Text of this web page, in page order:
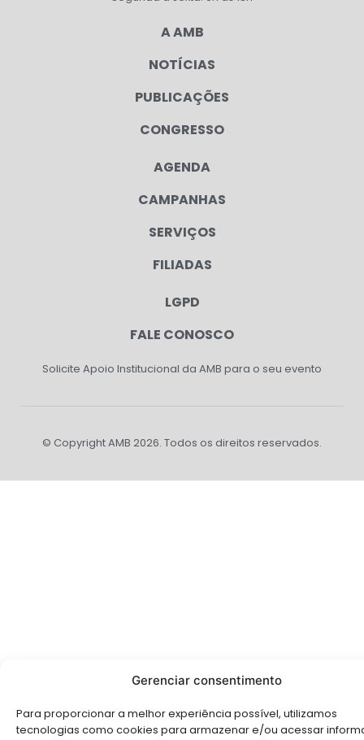
Gerenciar consentimento
Para proporcionar a melhor experiência possível, utilizamos
tecnologias como cookies para armazenar e/ou acessar
A AMB
NOTÍCIAS
PUBLICAÇÕES
CONGRESSO
AGENDA
CAMPANHAS
SERVIÇOS
FILIADAS
LGPD
FALE CONOSCO
Solicite Apoio Institucional da AMB para o seu evento
© Copyright AMB 2026. Todos os direitos reservados.